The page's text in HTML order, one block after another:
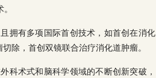
拥有多项国际首创技术，如首创在消化
除，首创双镜联合治疗消化道肿瘤。
科术式和脑科学领域的不断创新突破，